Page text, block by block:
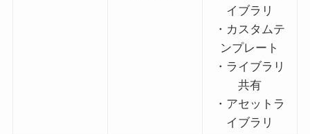
イブラリ
・カスタムテ
ンプレート
・ライブラリ
共有
・アセットラ
イブラリ